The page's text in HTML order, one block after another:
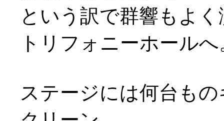
という訳で群響もよ
トリフォニーホールへ
ステージには何台も